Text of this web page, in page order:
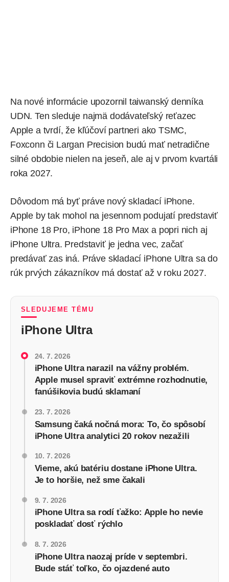
Na nové informácie upozornil taiwanský denníka
UDN. Ten sleduje najmä dodávateľský reťazec
Apple a tvrdí, že kľúčoví partneri ako TSMC,
Foxconn či Largan Precision budú mať netradične
silné obdobie nielen na jeseň, ale aj v prvom kvartáli
roka 2027.
Dôvodom má byť práve nový skladací iPhone.
Apple by tak mohol na jesennom podujatí predstaviť
iPhone 18 Pro, iPhone 18 Pro Max a popri nich aj
iPhone Ultra. Predstaviť je jedna vec, začať
predávať zas iná. Práve skladací iPhone Ultra sa do
rúk prvých zákazníkov má dostať až v roku 2027.
SLEDUJEME TÉMU
iPhone Ultra
24. 7. 2026
iPhone Ultra narazil na vážny problém.
Apple musel spraviť extrémne rozhodnutie,
fanúšikovia budú sklamaní
23. 7. 2026
Samsung čaká nočná mora: To, čo spôsobí
iPhone Ultra analytici 20 rokov nezažili
10. 7. 2026
Vieme, akú batériu dostane iPhone Ultra.
Je to horšie, než sme čakali
9. 7. 2026
iPhone Ultra sa rodí ťažko: Apple ho nevie
poskladať dosť rýchlo
8. 7. 2026
iPhone Ultra naozaj príde v septembri.
Bude stáť toľko, čo ojazdené auto